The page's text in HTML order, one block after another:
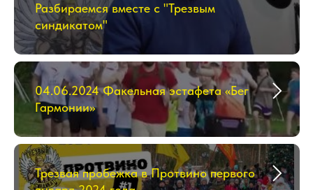
Разбираемся вместе с "Трезвым
синдикатом"
04.06.2024 Факельная эстафета «Бег
Гармонии»
Трезвая пробежка в Протвино первого